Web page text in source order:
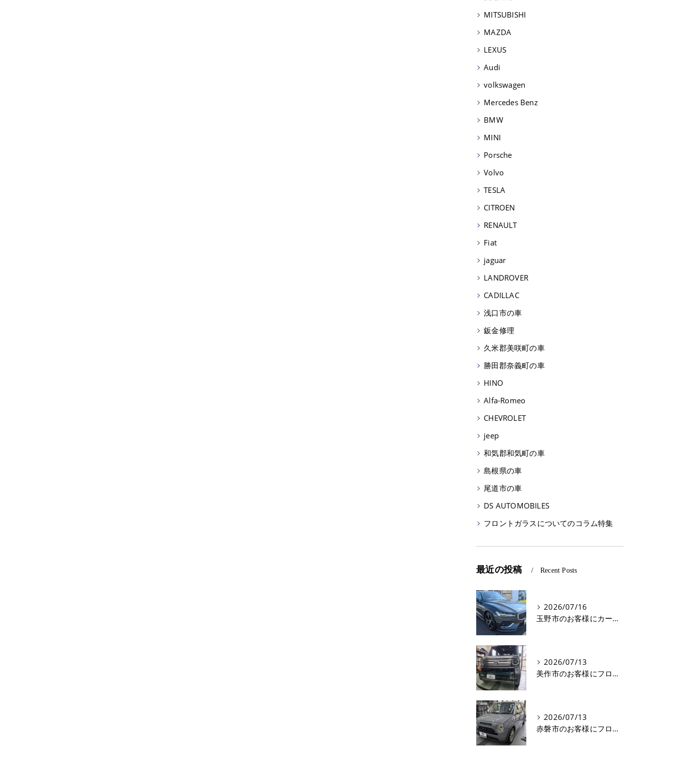
MITSUBISHI
MAZDA
LEXUS
Audi
volkswagen
Mercedes Benz
BMW
MINI
Porsche
Volvo
TESLA
CITROEN
RENAULT
Fiat
jaguar
LANDROVER
CADILLAC
浅口市の車
鈑金修理
久米郡美咲町の車
勝田郡奈義町の車
HINO
Alfa-Romeo
CHEVROLET
jeep
和気郡和気町の車
島根県の車
尾道市の車
DS AUTOMOBILES
フロントガラスについてのコラム特集
最近の投稿 Recent Posts
2026/07/16
玉野市のお客様にカーフィルム(遮熱フィルム) V60【nexus株式会社】
2026/07/13
美作市のお客様にフロントガラス交換 N-VAN【nexus株式会社】
2026/07/13
赤磐市のお客様にフロントガラス飛び石修理 ラパン【nexus株式会社】